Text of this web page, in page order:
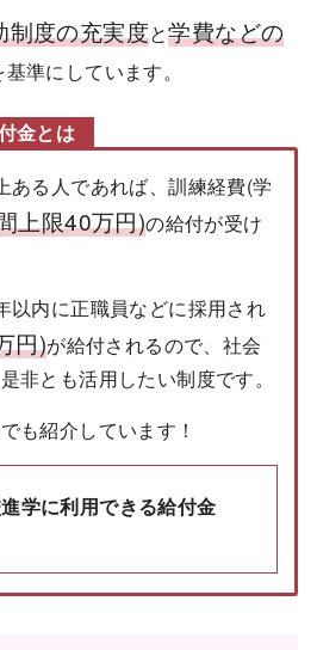
制度の充実度と学費などの
基準にしています。
金とは
ある人であれば、訓練経費(学
上限40万円)の給付が受け
以内に正職員などに採用され
円)が給付されるので、社会
非とも活用したい制度です。
も紹介しています！
学に利用できる給付金